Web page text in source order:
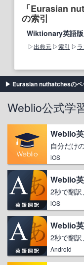
「Eurasian
の索引
Wiktionary英語版
出典元 索引
Eurasian nuthatchesのペ
Weblio公式学
Weblio
自分だけ
iOS
Weblio
2秒で翻訳
iOS
Weblio
2秒で翻訳
Android